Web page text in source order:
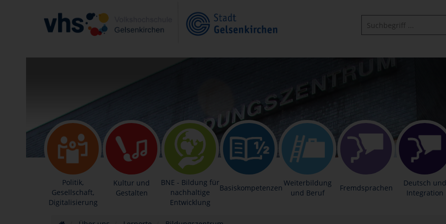
Politik,
Gesellschaft,
Digitalisierung
Kultur und
Gestalten
BNE - Bildung für
nachhaltige
Entwicklung
Basiskompetenzen
Weiterbildung
und Beruf
Fremdsprachen
Deutsch und
Integration